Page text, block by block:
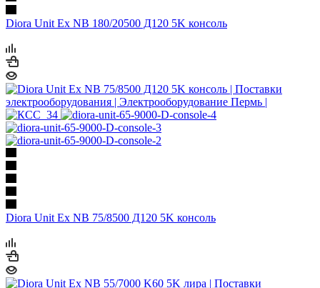
Diora Unit Ex NB 180/20500 Д120 5K консоль
Diora Unit Ex NB 75/8500 Д120 5K консоль